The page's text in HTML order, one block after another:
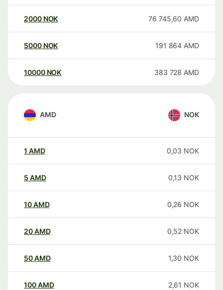
2000 NOK 76 745,60 AMD
5000 NOK 191 864 AMD
10000 NOK 383 728 AMD
AMD NOK
1 AMD 0,03 NOK
5 AMD 0,13 NOK
10AMD 0,26 NOK
20AMD 0,52 NOK
50AMD 1,30 NOK
100AMD 2,61 NOK